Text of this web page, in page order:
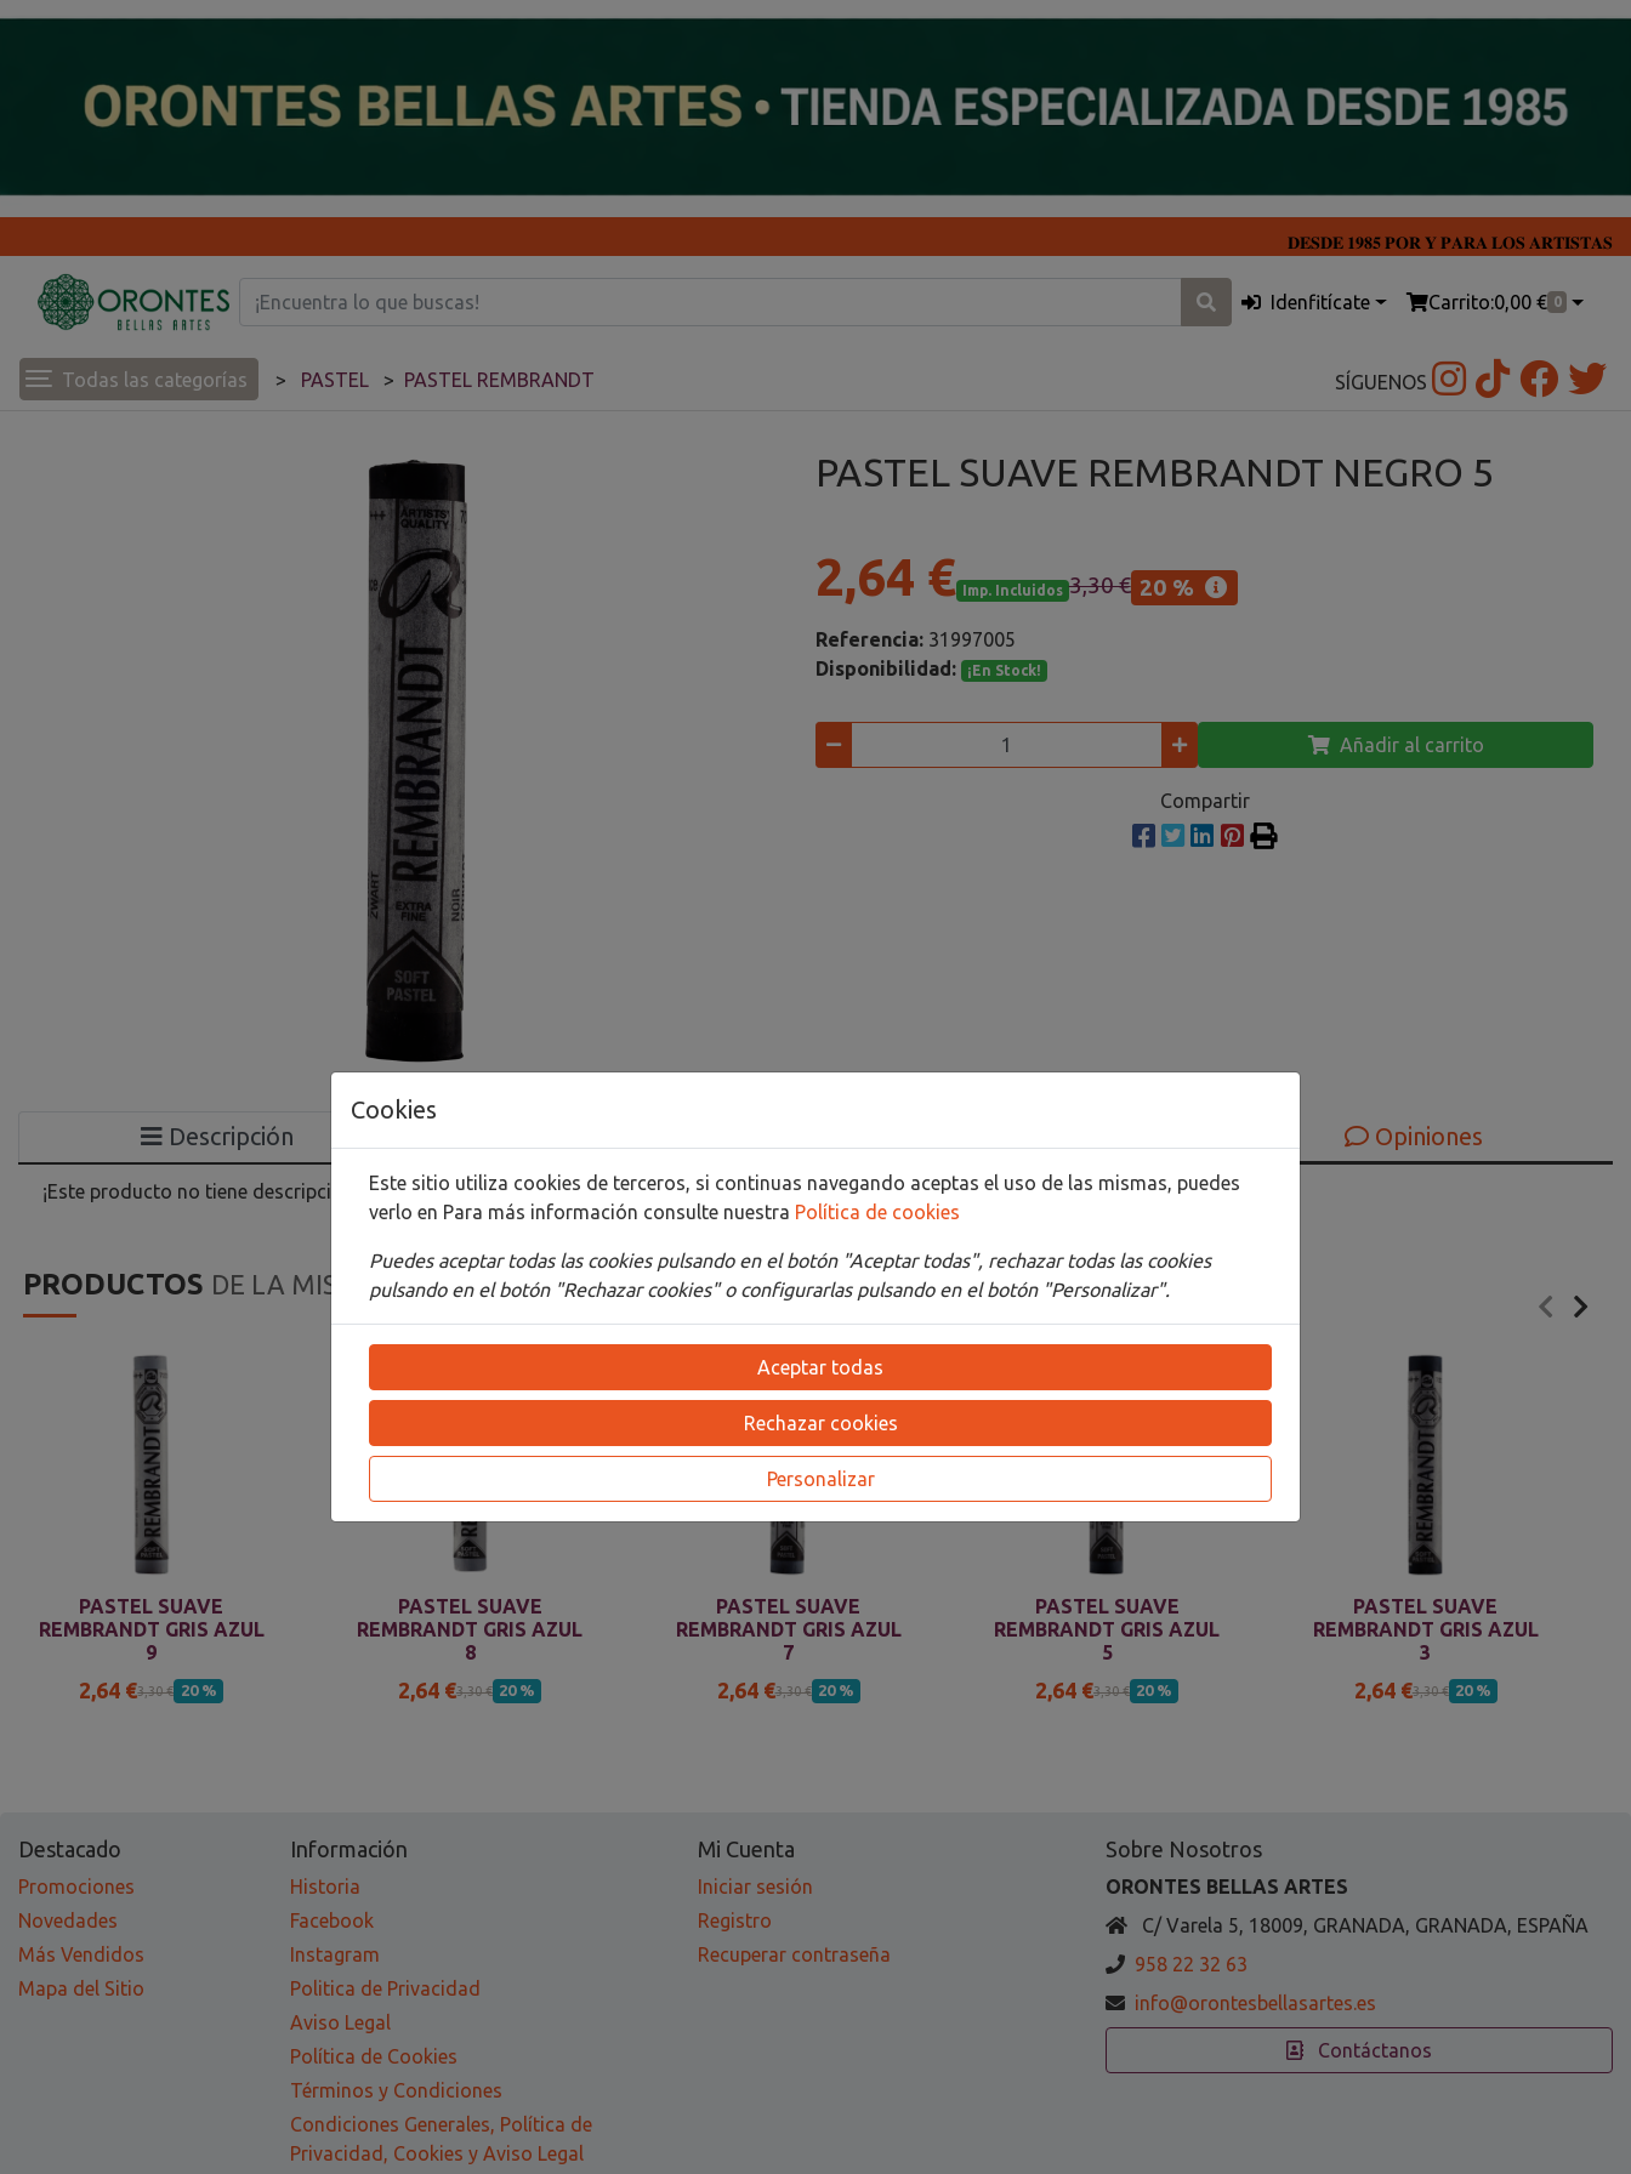
𝐃𝐄𝐒𝐃𝐄 𝟏𝟗𝟖𝟓 𝐏𝐎𝐑 𝐘 𝐏𝐀𝐑𝐀 𝐋𝐎𝐒 𝐀𝐑𝐓𝐈𝐒𝐓𝐀𝐒
Idenfitícate Carrito:0,00 € 0
Todas las categorías PASTEL PASTEL REMBRANDT SÍGUENOS
PASTEL SUAVE REMBRANDT NEGRO 5
2,64 € Imp. Incluidos 3,30 € 20 %
Referencia: 31997005
Disponibilidad:
¡En Stock!
Añadir al carrito
Compartir
Descripción Opiniones
¡Este producto no tiene descripción!
PRODUCTOS DE LA MISMA CATEGORIA
PASTEL SUAVE
REMBRANDT GRIS AZUL
9
2,64 €3,30 € 20 %
PASTEL SUAVE
REMBRANDT GRIS AZUL
8
2,64 €3,30 € 20 %
PASTEL SUAVE
REMBRANDT GRIS AZUL
7
2,64 €3,30 € 20 %
PASTEL SUAVE
REMBRANDT GRIS AZUL
5
2,64 €3,30 € 20 %
PASTEL SUAVE
REMBRANDT GRIS AZUL
3
2,64 €3,30 € 20 %
Destacado
Promociones
Novedades
Más Vendidos
Mapa del Sitio
Información
Historia
Facebook
Instagram
Politica de Privacidad
Aviso Legal
Política de Cookies
Términos y Condiciones
Condiciones Generales, Política de
Privacidad, Cookies y Aviso Legal
Mi Cuenta
Iniciar sesión
Registro
Recuperar contraseña
Sobre Nosotros
ORONTES BELLAS ARTES
C/ Varela 5, 18009, GRANADA, GRANADA, ESPAÑA
958 22 32 63
info@orontesbellasartes.es
Contáctanos
Cookies
Este sitio utiliza cookies de terceros, si continuas navegando aceptas el uso de las mismas, puedes
verlo en Para más información consulte nuestra Política de cookies
Puedes aceptar todas las cookies pulsando en el botón "Aceptar todas", rechazar todas las cookies
pulsando en el botón "Rechazar cookies" o configurarlas pulsando en el botón "Personalizar".
Aceptar todas
Rechazar cookies
Personalizar